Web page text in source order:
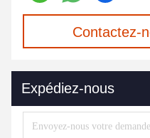
Contactez-
Expédiez-nous